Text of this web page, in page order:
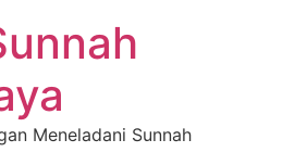
Meneladani Sunnah